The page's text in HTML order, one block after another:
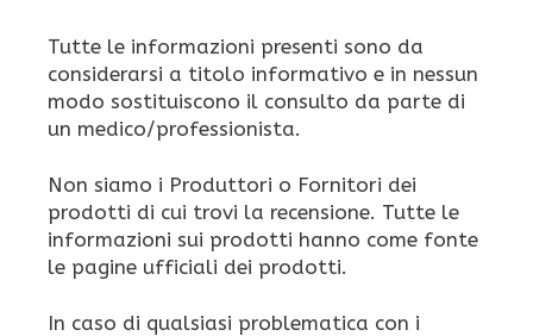
Tutte le informazioni presenti sono da
considerarsi a titolo informativo e in nessun
modo sostituiscono il consulto da parte di
un medico/professionista.
Non siamo i Produttori o Fornitori dei
prodotti di cui trovi la recensione. Tutte le
informazioni sui prodotti hanno come fonte
le pagine ufficiali dei prodotti.
In caso di qualsiasi problematica con i